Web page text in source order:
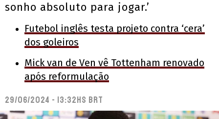
sonho absoluto para jogar.’
Futebol inglês testa projeto contra ‘cera’
dos goleiros
Mick van de Ven vê Tottenham renovado
após reformulação
29/06/2024 - 13:32hs BRT